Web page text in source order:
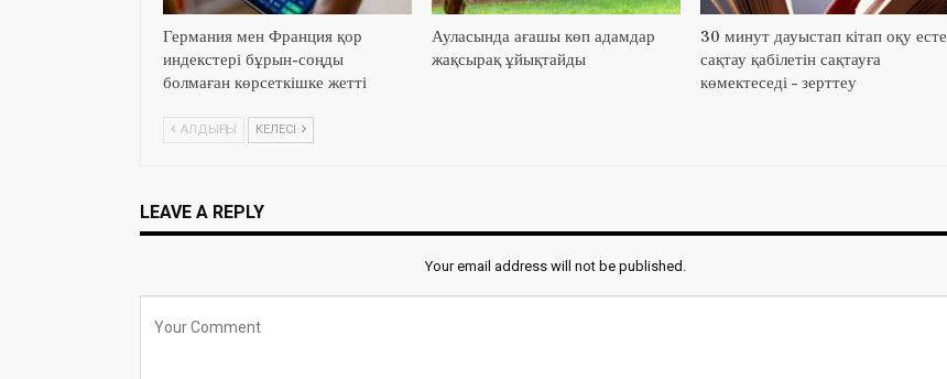
Германия мен Франция қор
индекстері бұрын-соңды
болмаған көрсеткішке жетті
Ауласында ағашы көп адамдар
жақсырақ ұйықтайды
30 минут дауыстап кітап оқу есте
сақтау қабілетін сақтауға
көмектеседі – зерттеу
АЛДЫҢҒЫ КЕЛЕСІ
LEAVE A REPLY
Your email address will not be published.